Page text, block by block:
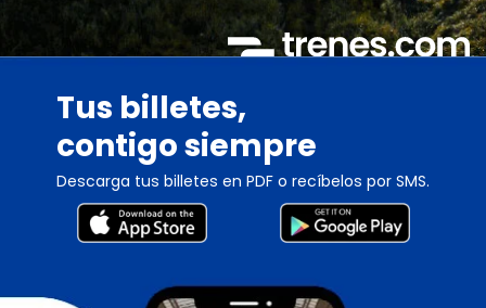
Tus billetes,
contigo siempre
Descarga tus billetes en PDF o recíbelos por SMS.